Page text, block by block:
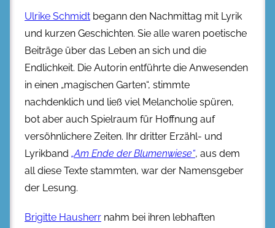
Ulrike Schmidt begann den Nachmittag mit Lyrik
und kurzen Geschichten. Sie alle waren poetische
Beiträge über das Leben an sich und die
Endlichkeit. Die Autorin entführte die Anwesenden
in einen „magischen Garten“, stimmte
nachdenklich und ließ viel Melancholie spüren,
bot aber auch Spielraum für Hoffnung auf
versöhnlichere Zeiten. Ihr dritter Erzähl- und
Lyrikband „Am Ende der Blumenwiese“, aus dem
all diese Texte stammten, war der Namensgeber
der Lesung.
Brigitte Hausherr nahm bei ihren lebhaften